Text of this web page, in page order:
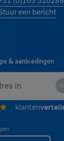
een bericht
& aanbiedingen